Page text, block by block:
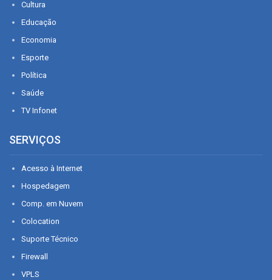
Cultura
Educação
Economia
Esporte
Política
Saúde
TV Infonet
SERVIÇOS
Acesso à Internet
Hospedagem
Comp. em Nuvem
Colocation
Suporte Técnico
Firewall
VPLS